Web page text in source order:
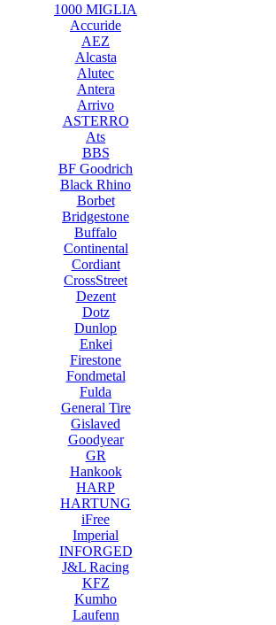
1000 MIGLIA
Accuride
AEZ
Alcasta
Alutec
Antera
Arrivo
ASTERRO
Ats
BBS
BF Goodrich
Black Rhino
Borbet
Bridgestone
Buffalo
Continental
Cordiant
CrossStreet
Dezent
Dotz
Dunlop
Enkei
Firestone
Fondmetal
Fulda
General Tire
Gislaved
Goodyear
GR
Hankook
HARP
HARTUNG
iFree
Imperial
INFORGED
J&L Racing
KFZ
Kumho
Laufenn